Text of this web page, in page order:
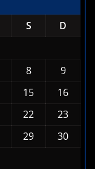
S
D
8
9
15
16
22
23
29
30